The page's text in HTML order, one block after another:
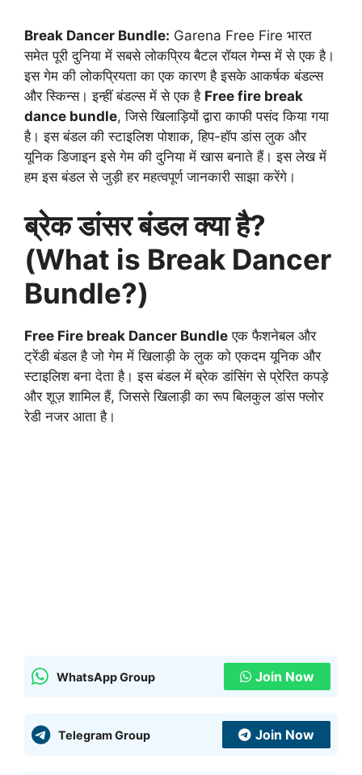
Break Dancer Bundle: Garena Free Fire भारत
समेत पूरी दुनिया में सबसे लोकप्रिय बैटल रॉयल गेम्स में से एक है।
इस गेम की लोकप्रियता का एक कारण है इसके आकर्षक बंडल्स
और स्किन्स। इन्हीं बंडल्स में से एक है Free fire break
dance bundle, जिसे खिलाड़ियों द्वारा काफी पसंद किया गया
है। इस बंडल की स्टाइलिश पोशाक, हिप-हॉप डांस लुक और
यूनिक डिजाइन इसे गेम की दुनिया में खास बनाते हैं। इस लेख में
हम इस बंडल से जुड़ी हर महत्वपूर्ण जानकारी साझा करेंगे।
ब्रेक डांसर बंडल क्या है?
(What is Break Dancer
Bundle?)
Free Fire break Dancer Bundle एक फैशनेबल और
ट्रेंडी बंडल है जो गेम में खिलाड़ी के लुक को एकदम यूनिक और
स्टाइलिश बना देता है। इस बंडल में ब्रेक डांसिंग से प्रेरित कपड़े
और शूज़ शामिल हैं, जिससे खिलाड़ी का रूप बिलकुल डांस फ्लोर
रेडी नजर आता है।
WhatsApp Group Join Now
Telegram Group Join Now